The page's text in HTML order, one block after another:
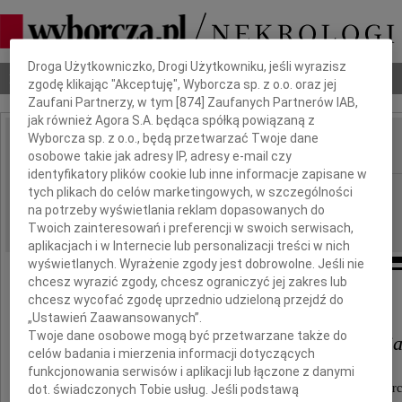
Nekrologi Odeszli Poradnik pogrzebowy
IMIĘ I NAZWISKO:
REGION: Poznań
DATA EMISJI: 08.03.2012
Drogim współpracownikom
Annie Losiak i Tomaszowi
wyrazy głębokiego współczucia z powodu
Dbamy o Twoją prywatność
Droga Użytkowniczko, Drogi Użytkowniku, jeśli wyrazisz
zgodę klikając "Akceptuję", Wyborcza sp. z o.o. oraz jej
Zaufani Partnerzy, w tym [874 ] Zaufanych Partnerów IAB,
jak również Agora S.A. będąca spółką powiązaną z
Wyborcza sp. z o.o., będą przetwarzać Twoje dane
osobowe takie jak adresy IP, adresy e-mail czy
identyfikatory plików cookie lub inne informacje zapisane w
tych plikach do celów marketingowych, w szczególności
na potrzeby wyświetlania reklam dopasowanych do
Twoich zainteresowań i preferencji w swoich serwisach,
aplikacjach i w Internecie lub personalizacji treści w nich
wyświetlanych. Wyrażenie zgody jest dobrowolne. Jeśli nie
chcesz wyrazić zgody, chcesz ograniczyć jej zakres lub
chcesz wycofać zgodę uprzednio udzieloną przejdź do
„Ustawień Zaawansowanych”.
Twoje dane osobowe mogą być przetwarzane także do
celów badania i mierzenia informacji dotyczących
funkcjonowania serwisów i aplikacji lub łączone z danymi
dot. świadczonych Tobie usług. Jeśli podstawą